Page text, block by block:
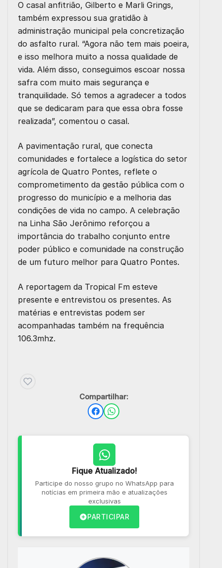
O casal anfitrião, Gilberto e Marli Grings,
também expressou sua gratidão à
administração municipal pela concretização
do asfalto rural. “Agora não tem mais poeira,
e isso melhora muito a nossa qualidade de
vida. Além disso, conseguimos escoar nossa
safra com muito mais segurança e
tranquilidade. Só temos a agradecer a todos
que se dedicaram para que essa obra fosse
realizada”, comentou o casal.
A pavimentação rural, que conecta
comunidades e fortalece a logística do setor
agrícola de Quatro Pontes, reflete o
comprometimento da gestão pública com o
progresso do município e a melhoria das
condições de vida no campo. A celebração
na Linha São Jerônimo reforçou a
importância do trabalho conjunto entre
poder público e comunidade na construção
de um futuro melhor para Quatro Pontes.
A reportagem da Tropical Fm esteve
presente e entrevistou os presentes. As
matérias e entrevistas podem ser
acompanhadas também na frequência
106.3mhz.
Compartilhar:
Fique Atualizado!
Participe do nosso grupo no WhatsApp para
notícias em primeira mão e atualizações
exclusivas
PARTICIPAR